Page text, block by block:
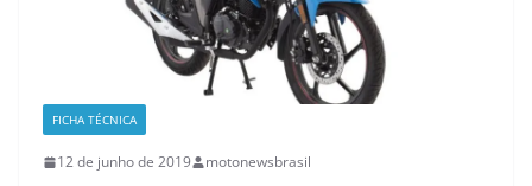
FICHA TÉCNICA
12 de junho de 2019 motonewsbrasil